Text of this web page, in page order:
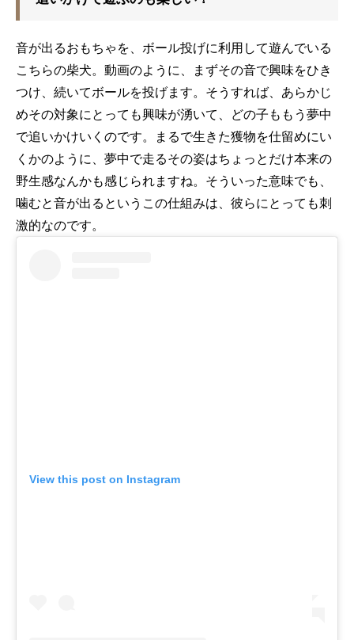
音が出るおもちゃを、ボール投げに利用して遊んでいる
こちらの柴犬。動画のように、まずその音で興味をひき
つけ、続いてボールを投げます。そうすれば、あらかじ
めその対象にとっても興味が湧いて、どの子ももう夢中
で追いかけいくのです。まるで生きた獲物を仕留めにい
くかのように、夢中で走るその姿はちょっとだけ本来の
野生感なんかも感じられますね。そういった意味でも、
噛むと音が出るというこの仕組みは、彼らにとっても刺
激的なのです。
View this post on Instagram